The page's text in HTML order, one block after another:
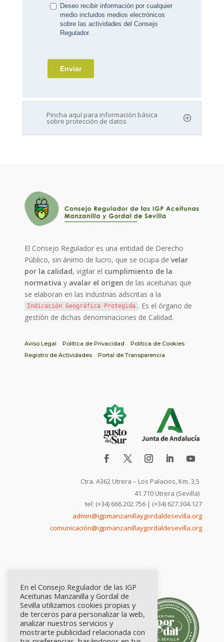
Pincha aquí para información básica
sobre protección de datos
El Consejo Regulador es una entidad de Derecho
Público, sin ánimo de lucro, que se ocupa develar
por la calidad, vigilar el cumplimiento de la
normativa y avalar el origen de las aceitunas que
se elaboran en las industrias adscritas a la
Indicación Geográfica Protegida . Es el órgano de
gestión de dichas denominaciones de Calidad.
Aviso Legal Política de Privacidad
Política de Cookies
Registro de Actividades
Portal de Transparencia
Ctra. A362 Utrera – Los Palacios, Km. 3,5
41.710 Utrera (Sevilla)
tel: (+34) 666.202.756 | (+34) 627.304.127
admin@igpmanzanillaygordaldesevilla.org
comunicación@igpmanzanillaygordaldesevilla.org
En el Consejo Regulador de las IGP
Aceitunas Manzanilla y Gordal de
Sevilla utilizamos cookies propias y
de terceros para personalizar la web,
analizar nuestros servicios y
mostrarte publicidad relacionada con